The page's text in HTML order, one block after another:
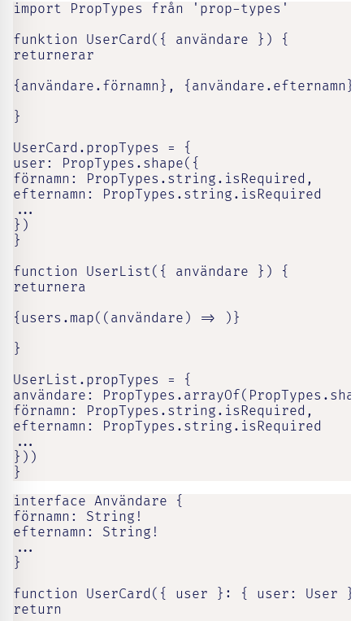
import PropTypes från 'prop-types'
funktion UserCard({ användare }) {
returnerar
{användare.förnamn}, {användare.efternamn}
}
UserCard.propTypes = {
user: PropTypes.shape({
förnamn: PropTypes.string.isRequired,
efternamn: PropTypes.string.isRequired
...
})
}
function UserList({ användare }) {
returnera
{users.map((användare) => )}
}
UserList.propTypes = {
användare:
förnamn: PropTypes.string.isRequired,
efternamn: PropTypes.string.isRequired
...
}))
}
interface Användare {
förnamn: String!
efternamn: String!
...
}
function UserCard({ user }: { user: User
return